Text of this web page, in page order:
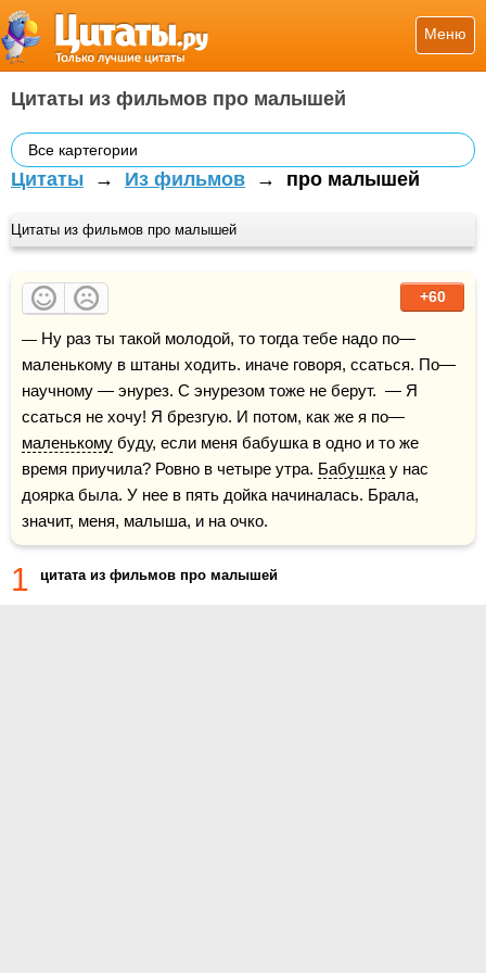
Меню
Цитаты из фильмов про малышей
Все картегории
Цитаты → Из фильмов → про малышей
Цитаты из фильмов про малышей
+60
— Ну раз ты такой молодой, то тогда тебе надо по—
маленькому в штаны ходить. иначе говоря, ссаться. По—
научному — энурез. С энурезом тоже не берут.  — Я
ссаться не хочу! Я брезгую. И потом, как же я по—
маленькому буду, если меня бабушка в одно и то же
время приучила? Ровно в четыре утра. Бабушка у нас
доярка была. У нее в пять дойка начиналась. Брала,
значит, меня, малыша, и на очко.
1 цитата из фильмов про малышей